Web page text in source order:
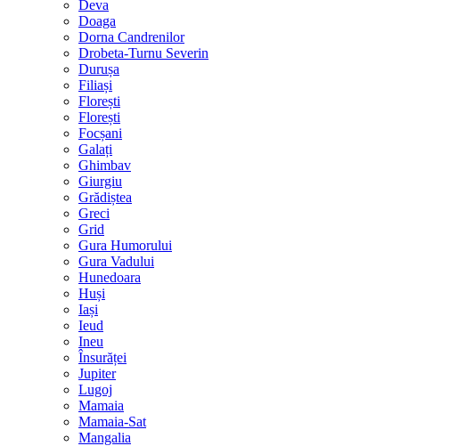
Deva
Doaga
Dorna Candrenilor
Drobeta-Turnu Severin
Durușa
Filiași
Florești
Florești
Focșani
Galați
Ghimbav
Giurgiu
Grădiștea
Greci
Grid
Gura Humorului
Gura Vadului
Hunedoara
Huși
Iași
Ieud
Ineu
Însurăței
Jupiter
Lugoj
Mamaia
Mamaia-Sat
Mangalia